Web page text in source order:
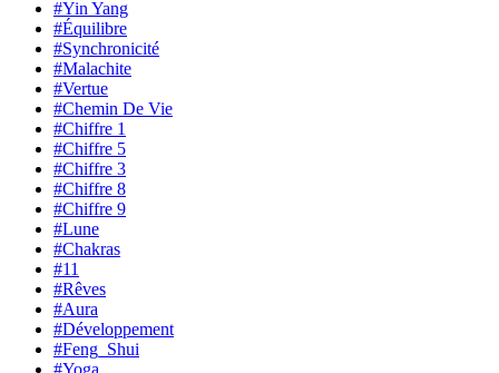
#Yin Yang
#Équilibre
#Synchronicité
#Malachite
#Vertue
#Chemin De Vie
#Chiffre 1
#Chiffre 5
#Chiffre 3
#Chiffre 8
#Chiffre 9
#Lune
#Chakras
#11
#Rêves
#Aura
#Développement
#Feng_Shui